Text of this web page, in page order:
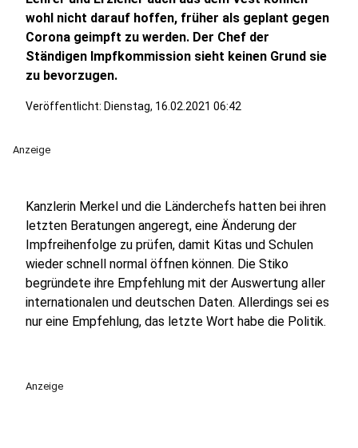
wohl nicht darauf hoffen, früher als geplant gegen
Corona geimpft zu werden. Der Chef der
Ständigen Impfkommission sieht keinen Grund sie
zu bevorzugen.
Veröffentlicht: Dienstag, 16.02.2021 06:42
Anzeige
Kanzlerin Merkel und die Länderchefs hatten bei ihren
letzten Beratungen angeregt, eine Änderung der
Impfreihenfolge zu prüfen, damit Kitas und Schulen
wieder schnell normal öffnen können. Die Stiko
begründete ihre Empfehlung mit der Auswertung aller
internationalen und deutschen Daten. Allerdings sei es
nur eine Empfehlung, das letzte Wort habe die Politik.
Anzeige